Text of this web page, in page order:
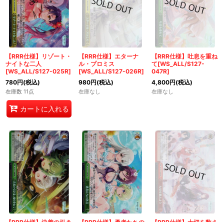
【RRR仕様】リゾート・
ナイトな二人
[WS_ALL/S127-025R]
780円(税込)
在庫数 11点
カートに入れる
【RRR仕様】エターナ
ル・プロミス
[WS_ALL/S127-026R]
980円(税込)
在庫なし
【RRR仕様】吐息を重ね
て[WS_ALL/S127-
047R]
4,800円(税込)
在庫なし